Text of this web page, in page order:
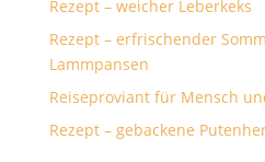
Rezept – weicher Leberkeks
Rezept – erfrischender
Lammpansen
Reiseproviant für Mensch
Rezept – gebackene